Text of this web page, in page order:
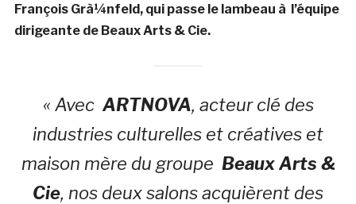
François Grà¼nfeld, qui passe le lambeau à l’équipe
dirigeante de Beaux Arts & Cie.
« Avec ARTNOVA, acteur clé des
industries culturelles et créatives et
maison mère du groupe Beaux Arts &
Cie, nos deux salons acquièrent des